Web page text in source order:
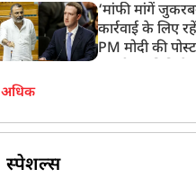
‘मांफी मांगें
कार्रवाई के लिए
PM मोदी की
अधिक
स्पेशल्स